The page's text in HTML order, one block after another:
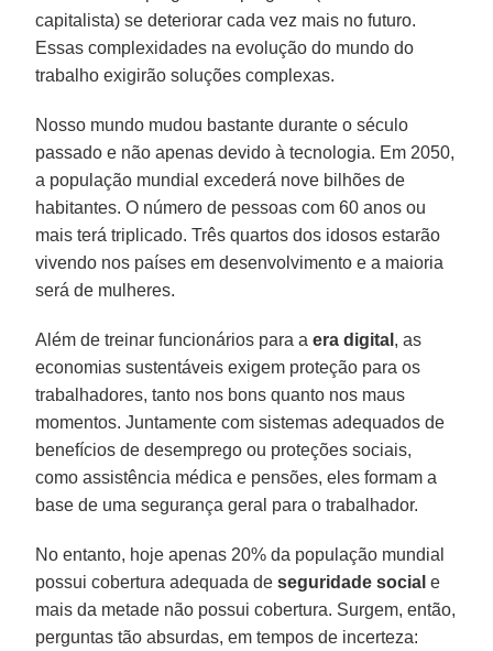
capitalista) se deteriorar cada vez mais no futuro.
Essas complexidades na evolução do mundo do
trabalho exigirão soluções complexas.
Nosso mundo mudou bastante durante o século
passado e não apenas devido à tecnologia. Em 2050,
a população mundial excederá nove bilhões de
habitantes. O número de pessoas com 60 anos ou
mais terá triplicado. Três quartos dos idosos estarão
vivendo nos países em desenvolvimento e a maioria
será de mulheres.
Além de treinar funcionários para aera digital , as
economias sustentáveis exigem proteção para os
trabalhadores, tanto nos bons quanto nos maus
momentos. Juntamente com sistemas adequados de
benefícios de desemprego ou proteções sociais,
como assistência médica e pensões, eles formam a
base de uma segurança geral para o trabalhador.
No entanto, hoje apenas 20% da população mundial
possui cobertura adequada deseguridade social e
mais da metade não possui cobertura. Surgem, então,
perguntas tão absurdas, em tempos de incerteza: